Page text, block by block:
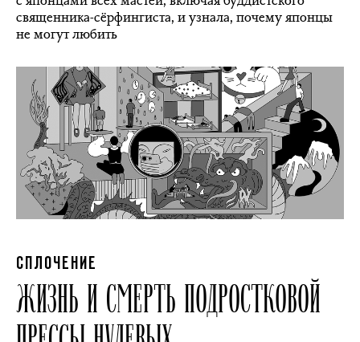
священника-сёрфингиста, и узнала, почему японцы
не могут любить
СПЛОЧЕНИЕ
ЖИЗНЬ И СМЕРТЬ ПОДРОСТКОВОЙ